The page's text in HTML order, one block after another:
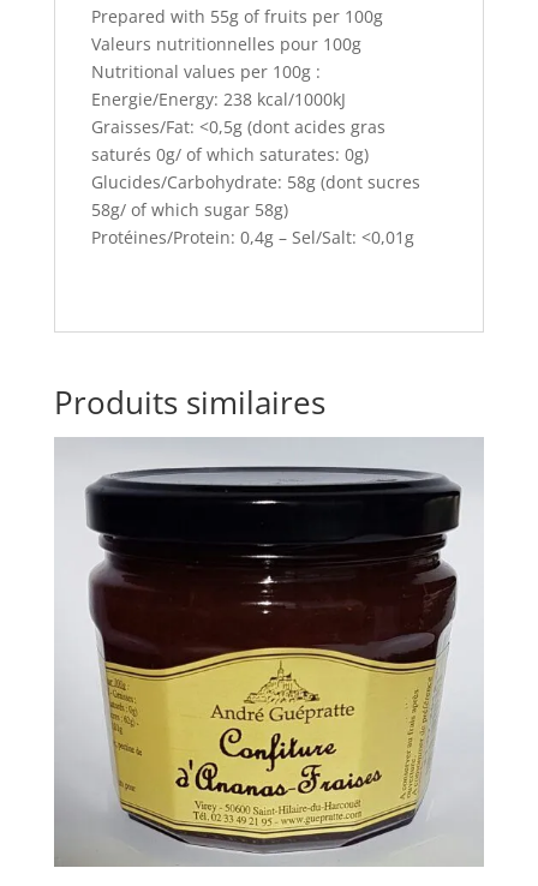
Prepared with 55g of fruits per 100g
Valeurs nutritionnelles pour 100g
Nutritional values per 100g :
Energie/Energy: 238 kcal/1000kJ
Graisses/Fat: <0,5g (dont acides gras
saturés 0g/ of which saturates: 0g)
Glucides/Carbohydrate: 58g (dont sucres
58g/ of which sugar 58g)
Protéines/Protein: 0,4g – Sel/Salt: <0,01g
Produits similaires